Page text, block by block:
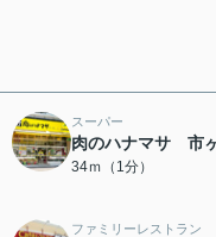
スーパー
肉のハナマサ 市
34ｍ（1分）
ファミリーレストラン